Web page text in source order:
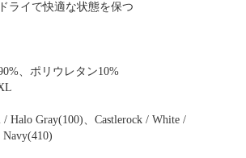
ライで快適な状態を保つ
、ポリウレタン10%
Halo Gray(100)、Castlerock / White /